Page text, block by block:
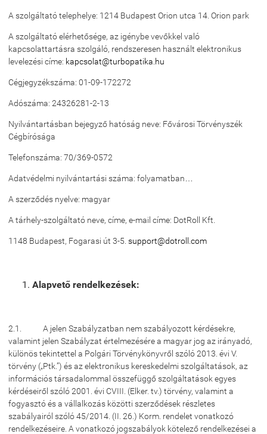
A szolgáltató telephelye: 1214 Budapest Orion utca 14. Orion park
A szolgáltató elérhetősége, az igénybe vevőkkel való
kapcsolattartásra szolgáló, rendszeresen használt elektronikus
levelezési címe: kapcsolat@turbopatika.hu
Cégjegyzékszáma: 01-09-172272
Adószáma: 24326281-2-13
Nyilvántartásban bejegyző hatóság neve: Fővárosi Törvényszék
Cégbírósága
Telefonszáma: 70/369-0572
Adatvédelmi nyilvántartási száma: folyamatban…
A szerződés nyelve: magyar
A tárhely-szolgáltató neve, címe, e-mail címe: DotRoll Kft.
1148 Budapest, Fogarasi út 3-5. support@dotroll.com
Alapvető rendelkezések:
2.1. A jelen Szabályzatban nem szabályozott kérdésekre,
valamint jelen Szabályzat értelmezésére a magyar jog az irányadó,
különös tekintettel a Polgári Törvénykönyvről szóló 2013. évi V.
törvény („Ptk.”) és az elektronikus kereskedelmi szolgáltatások, az
információs társadalommal összefüggő szolgáltatások egyes
kérdéseiről szóló 2001. évi CVIII. (Elker. tv.) törvény, valamint a
fogyasztó és a vállalkozás közötti szerződések részletes
szabályairól szóló 45/2014. (II. 26.) Korm. rendelet vonatkozó
rendelkezéseire. A vonatkozó jogszabályok kötelező rendelkezései a